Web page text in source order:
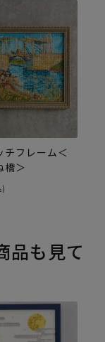
チフレーム＜
橋＞
)
品も見て